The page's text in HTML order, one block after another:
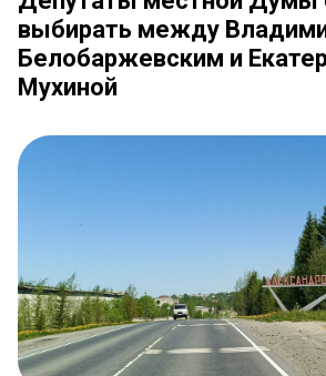
выбирать между
Белобаржевским и
Мухиной